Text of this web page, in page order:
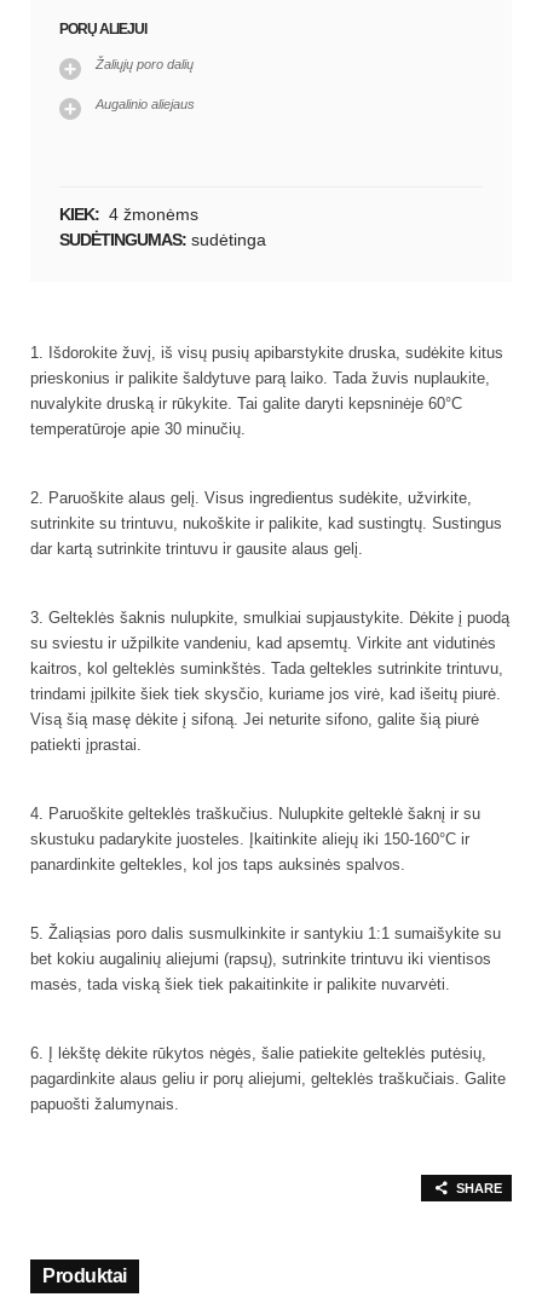
PORŲ ALIEJUI
Žaliųjų poro dalių
Augalinio aliejaus
KIEK: 4 žmonėms
SUDĖTINGUMAS: sudėtinga
1. Išdorokite žuvį, iš visų pusių apibarstykite druska, sudėkite kitus
prieskonius ir palikite šaldytuve parą laiko. Tada žuvis nuplaukite,
nuvalykite druską ir rūkykite. Tai galite daryti kepsninėje 60°C
temperatūroje apie 30 minučių.
2. Paruoškite alaus gelį. Visus ingredientus sudėkite, užvirkite,
sutrinkite su trintuvu, nukoškite ir palikite, kad sustingtų. Sustingus
dar kartą sutrinkite trintuvu ir gausite alaus gelį.
3. Gelteklės šaknis nulupkite, smulkiai supjaustykite. Dėkite į puodą
su sviestu ir užpilkite vandeniu, kad apsemtų. Virkite ant vidutinės
kaitros, kol gelteklės suminkštės. Tada geltekles sutrinkite trintuvu,
trindami įpilkite šiek tiek skysčio, kuriame jos virė, kad išeitų piurė.
Visą šią masę dėkite į sifoną. Jei neturite sifono, galite šią piurė
patiekti įprastai.
4. Paruoškite gelteklės traškučius. Nulupkite gelteklė šaknį ir su
skustuku padarykite juosteles. Įkaitinkite aliejų iki 150-160°C ir
panardinkite geltekles, kol jos taps auksinės spalvos.
5. Žaliąsias poro dalis susmulkinkite ir santykiu 1:1 sumaišykite su
bet kokiu augalinių aliejumi (rapsų), sutrinkite trintuvu iki vientisos
masės, tada viską šiek tiek pakaitinkite ir palikite nuvarvėti.
6. Į lėkštę dėkite rūkytos nėgės, šalie patiekite gelteklės putėsių,
pagardinkite alaus geliu ir porų aliejumi, gelteklės traškučiais. Galite
papuošti žalumynais.
SHARE
Produktai